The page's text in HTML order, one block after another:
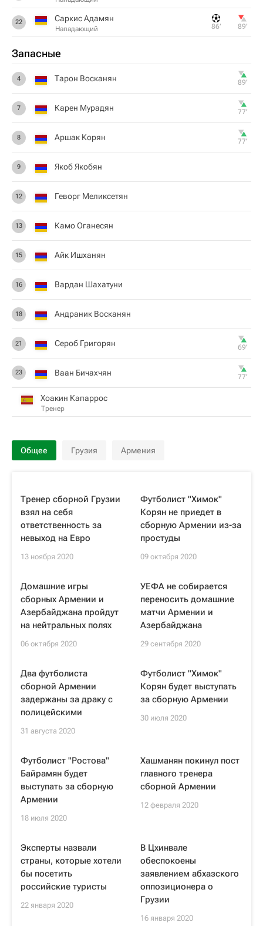
22 Саркис Адамян
Нападающий 86‎’‎ 89‎’‎
Запасные
4 Тарон Восканян 89‎’‎
7 Карен Мурадян 77‎’‎
8 Аршак Корян 77‎’‎
9 Якоб Якобян
12 Геворг Меликсетян
13 Камо Оганесян
15 Айк Ишханян
16 Вардан Шахатуни
18 Андраник Восканян
21 Сероб Григорян 69‎’‎
23 Ваан Бичахчян 77‎’‎
Хоакин Капаррос
Тренер
Общее Грузия Армения
Тренер сборной Грузии
взял на себя
ответственность за
невыход на Евро
13 ноября 2020
Футболист "Химок"
Корян не приедет в
сборную Армении из-за
простуды
09 октября 2020
Домашние игры
сборных Армении и
Азербайджана пройдут
на нейтральных полях
06 октября 2020
УЕФА не собирается
переносить домашние
матчи Армении и
Азербайджана
29 сентября 2020
Два футболиста
сборной Армении
задержаны за драку с
полицейскими
31 августа 2020
Футболист "Химок"
Корян будет выступать
за сборную Армении
30 июля 2020
Футболист "Ростова"
Байрамян будет
выступать за сборную
Армении
18 июля 2020
Хашманян покинул пост
главного тренера
сборной Армении
12 февраля 2020
Эксперты назвали
страны, которые хотели
бы посетить
российские туристы
22 января 2020
В Цхинвале
обеспокоены
заявлением абхазского
оппозиционера о
Грузии
16 января 2020